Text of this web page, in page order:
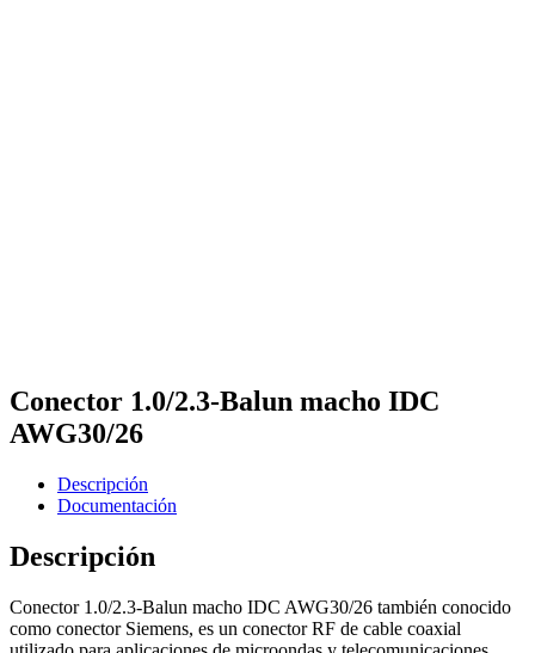
Conector 1.0/2.3-Balun macho IDC
AWG30/26
Descripción
Documentación
Descripción
Conector 1.0/2.3-Balun macho IDC AWG30/26 también conocido
como conector Siemens, es un conector RF de cable coaxial